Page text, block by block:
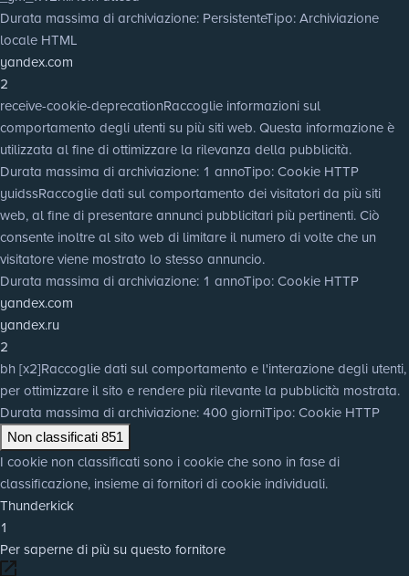
Durata massima di archiviazione: PersistenteTipo: Archiviazione
locale HTML
yandex.com
2
receive-cookie-deprecationRaccoglie informazioni sul
comportamento degli utenti su più siti web. Questa informazione è
utilizzata al fine di ottimizzare la rilevanza della pubblicità.
Durata massima di archiviazione: 1 annoTipo: Cookie HTTP
yuidssRaccoglie dati sul comportamento dei visitatori da più siti
web, al fine di presentare annunci pubblicitari più pertinenti. Ciò
consente inoltre al sito web di limitare il numero di volte che un
visitatore viene mostrato lo stesso annuncio.
Durata massima di archiviazione: 1 annoTipo: Cookie HTTP
yandex.com
yandex.ru
2
bh [x2]Raccoglie dati sul comportamento e l'interazione degli utenti,
per ottimizzare il sito e rendere più rilevante la pubblicità mostrata.
Durata massima di archiviazione: 400 giorniTipo: Cookie HTTP
Non classificati 851
I cookie non classificati sono i cookie che sono in fase di
classificazione, insieme ai fornitori di cookie individuali.
Thunderkick
1
Per saperne di più su questo fornitore